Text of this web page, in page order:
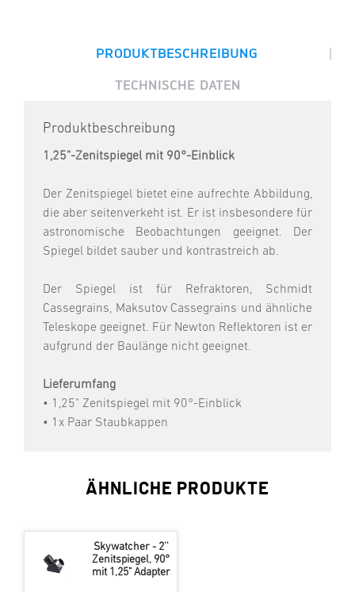
PRODUKTBESCHREIBUNG |
TECHNISCHE DATEN
Produktbeschreibung
1,25"-Zenitspiegel mit 90°-Einblick
Der Zenitspiegel bietet eine aufrechte Abbildung,
die aber seitenverkeht ist. Er ist insbesondere für
astronomische Beobachtungen geeignet. Der
Spiegel bildet sauber und kontrastreich ab.
Der Spiegel ist für Refraktoren, Schmidt
Cassegrains, Maksutov Cassegrains und ähnliche
Teleskope geeignet. Für Newton Reflektoren ist er
aufgrund der Baulänge nicht geeignet.
Lieferumfang
• 1,25" Zenitspiegel mit 90°-Einblick
• 1x Paar Staubkappen
ÄHNLICHE PRODUKTE
Skywatcher - 2''
Zenitspiegel, 90°
mit 1,25" Adapter